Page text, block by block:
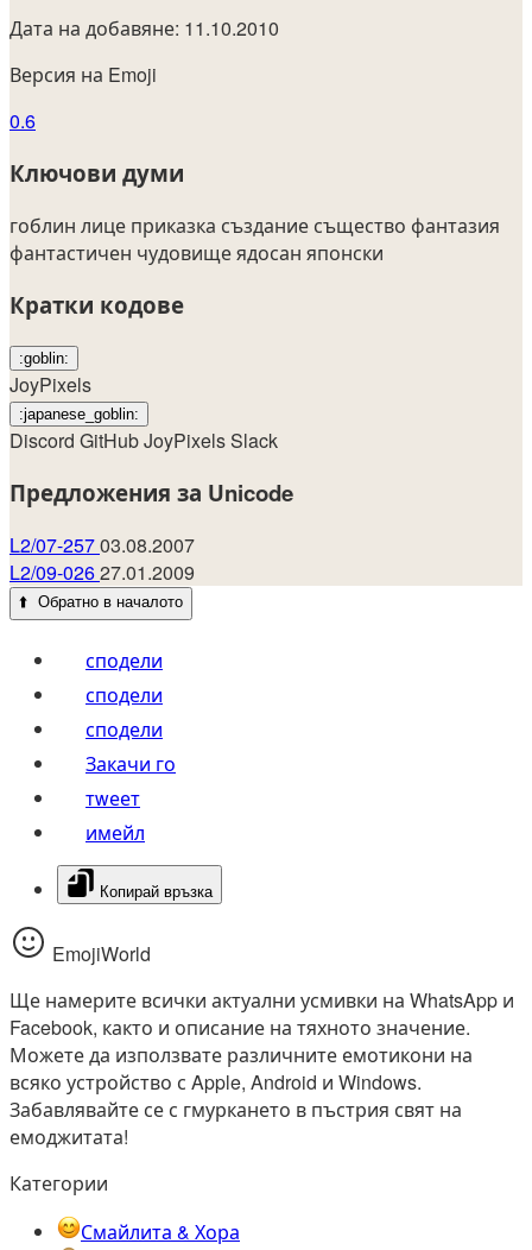
Дата на добавяне: 11.10.2010
Версия на Emoji
0.6
Ключови думи
гоблин лице приказка създание същество фантазия
фантастичен чудовищеядосан японски
Кратки кодове
:goblin:
JoyPixels
:japanese_goblin:
Discord GitHubJoyPixelsSlack
Предложения за Unicode
L2/07-25703.08.2007
L2/09-02627.01.2009
⬆️ Обратно в началото
сподели
сподели
сподели
Закачи го
тwеет
имейл
Копирай връзка
EmojiWorld
Ще намерите всички актуални усмивки на WhatsApp и
Facebook, както и описание на тяхното значение.
Можете да използвате различните емотикони на
всяко устройство с Apple, Android и Windows.
Забавлявайте се с гмуркането в пъстрия свят на
емоджитата!
Категории
Смайлита & Хора